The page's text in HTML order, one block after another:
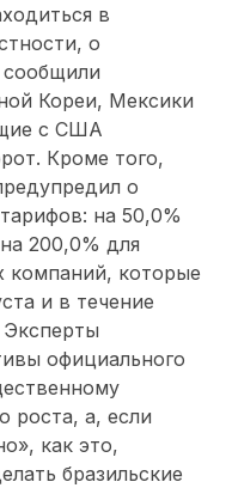
в
о
сообщили
Кореи, Мексики
с США
Кроме того,
о
на 50,0%
200,0% для
компаний, которые
и в течение
Эксперты
официального
роста, а, если
как это,
бразильские